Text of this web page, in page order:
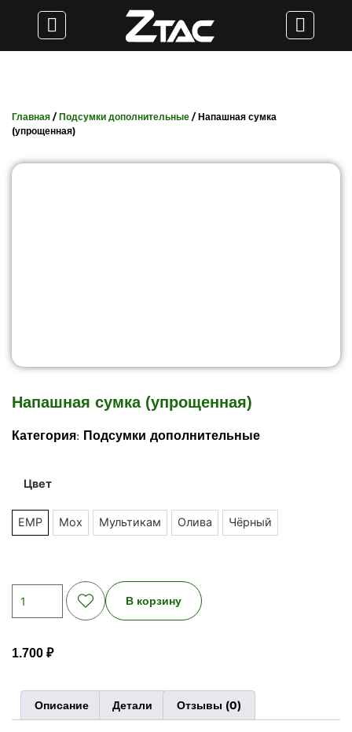
Главная / Подсумки дополнительные / Напашная сумка
(упрощенная)
Напашная сумка (упрощенная)
Категория: Подсумки дополнительные
Цвет
EMP Мох Мультикам Олива Чёрный
В корзину
1.700 ₽
Описание Детали Отзывы (0)